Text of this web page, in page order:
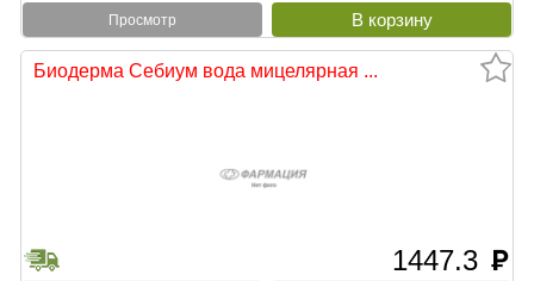
Просмотр
Биодерма Себиум вода мицелярная ...
1447.3 руб